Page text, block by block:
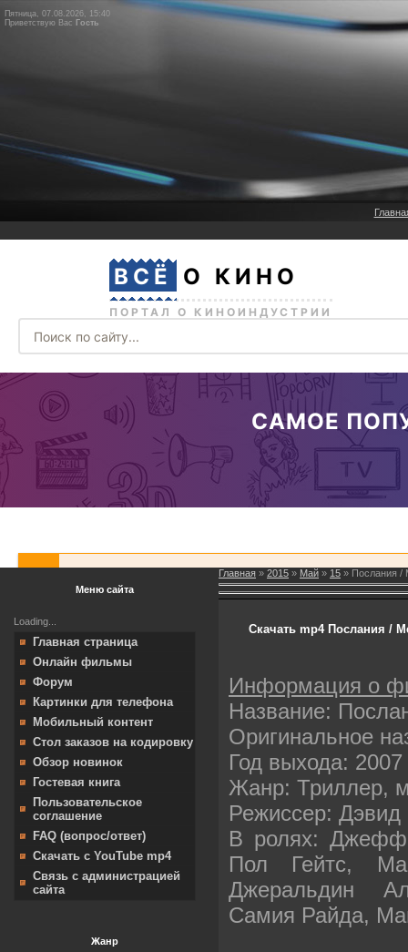
Пятница, 07.08.2026, 15:40
Приветствую Вас Гость
Меню сайта
Loading...
Главная страница
Онлайн фильмы
Форум
Картинки для телефона
Мобильный контент
Стол заказов на кодировку
Обзор новинок
Гостевая книга
Пользовательское
соглашение
FAQ (вопрос/ответ)
Скачать с YouTube mp4
Связь с администрацией
сайта
Жанр
Главная » 2015 » Май » 15 » Послания /
Скачать mp4 Послания /
Информация о
Название:
Оригинальное
Год выхода: 2007
Жанр: Триллер,
Режиссер:
В ролях:
Пол Гейтс,
Джеральдин
Самия Райда,